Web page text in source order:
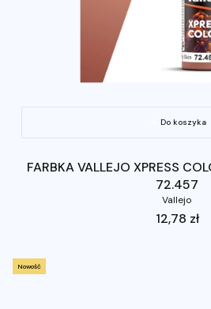
Do koszyka
FARBKA VALLEJO XPRESS
72.457
Vallejo
Cena
12,78 zł
Nowość